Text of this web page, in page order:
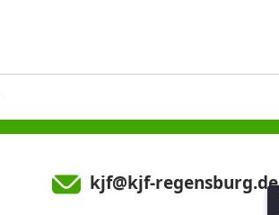
kjf@kjf-regensburg.de